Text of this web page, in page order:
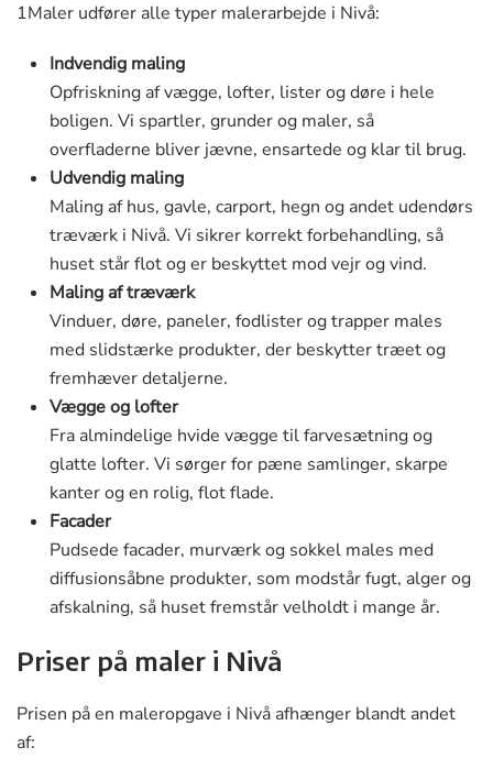
1Maler udfører alle typer malerarbejde i Nivå:
Indvendig maling
Opfriskning af vægge, lofter, lister og døre i hele
boligen. Vi spartler, grunder og maler, så
overfladerne bliver jævne, ensartede og klar til brug.
Udvendig maling
Maling af hus, gavle, carport, hegn og andet udendørs
træværk i Nivå. Vi sikrer korrekt forbehandling, så
huset står flot og er beskyttet mod vejr og vind.
Maling af træværk
Vinduer, døre, paneler, fodlister og trapper males
med slidstærke produkter, der beskytter træet og
fremhæver detaljerne.
Vægge og lofter
Fra almindelige hvide vægge til farvesætning og
glatte lofter. Vi sørger for pæne samlinger, skarpe
kanter og en rolig, flot flade.
Facader
Pudsede facader, murværk og sokkel males med
diffusionsåbne produkter, som modstår fugt, alger og
afskalning, så huset fremstår velholdt i mange år.
Priser på maler i Nivå
Prisen på en maleropgave i Nivå afhænger blandt andet
af: